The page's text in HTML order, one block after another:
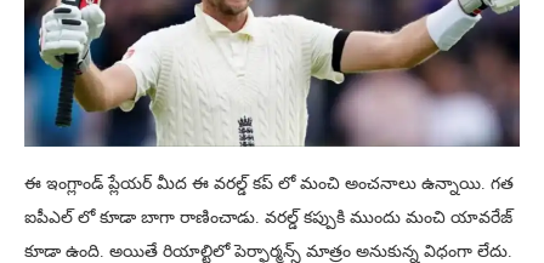
ఈ ఇంగ్లాండ్ ప్లేయర్ మీద ఈ వరల్డ్ కప్ లో మంచి అంచనాలు ఉన్నాయి. గత
ఐపీఎల్ లో కూడా బాగా రాణించాడు. వరల్డ్ కప్పుకి ముందు మంచి యావరేజ్
కూడా ఉంది. అయితే రియాల్టిలో పెర్ఫార్మన్స్ మాత్రం అనుకున్న విధంగా లేదు.